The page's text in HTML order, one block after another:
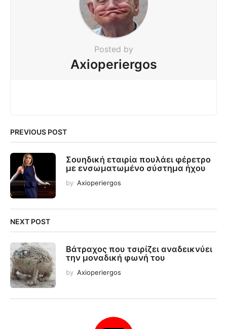
Posted by
Axioperiergos
PREVIOUS POST
Σουηδική εταιρία πουλάει φέρετρο
με ενσωματωμένο σύστημα ήχου
by Axioperiergos
NEXT POST
Βάτραχος που τσιρίζει αναδεικνύει
την μοναδική φωνή του
by Axioperiergos